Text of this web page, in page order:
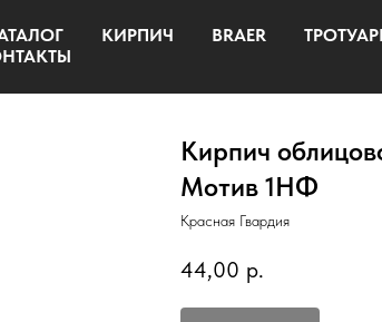
КИРПИЧ BRAER
Кирпич
Мотив 1НФ
Красная Гвардия
44,00 р.